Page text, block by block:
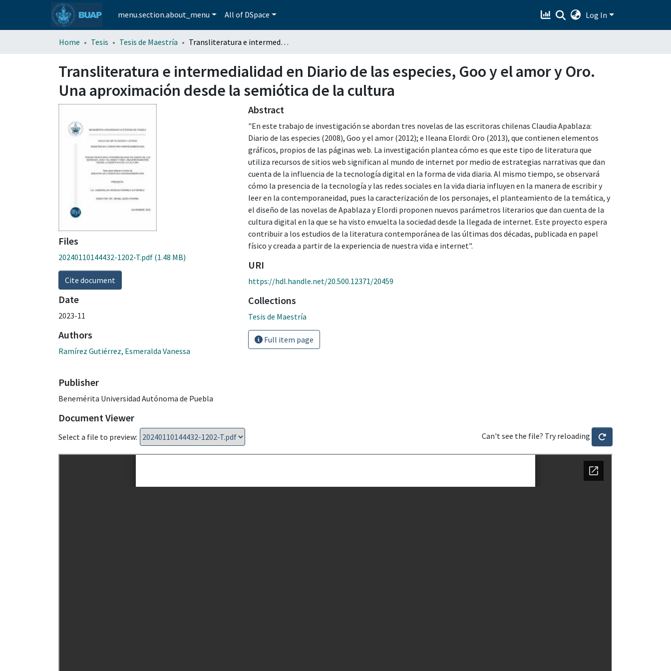
menu.section.about_menu All of DSpace Log In
Home Tesis Tesis de Maestría Transliteratura e intermedialidad en Diario de las especies, Goo y el amor y Oro. Una aproximación desde la semiótica de la cultura
Transliteratura e intermedialidad en Diario de las especies, Goo y el amor y Oro.
Una aproximación desde la semiótica de la cultura
Files
20240110144432-1202-T.pdf (1.48 MB)
Cite document
Date
2023-11
Authors
Ramírez Gutiérrez, Esmeralda Vanessa
Publisher
Benemérita Universidad Autónoma de Puebla
Abstract
"En este trabajo de investigación se abordan tres novelas de las escritoras chilenas Claudia Apablaza:
Diario de las especies (2008), Goo y el amor (2012); e Ileana Elordi: Oro (2013), que contienen elementos
gráficos, propios de las páginas web. La investigación plantea cómo es que este tipo de literatura que
utiliza recursos de sitios web significan al mundo de internet por medio de estrategias narrativas que dan
cuenta de la influencia de la tecnología digital en la forma de vida diaria. Al mismo tiempo, se observará
cómo la presencia de la tecnología y las redes sociales en la vida diaria influyen en la manera de escribir y
leer en la contemporaneidad, pues la caracterización de los personajes, el planteamiento de la temática, y
el diseño de las novelas de Apablaza y Elordi proponen nuevos parámetros literarios que dan cuenta de la
cultura digital en la que se ha visto envuelta la sociedad desde la llegada de internet. Este proyecto espera
contribuir a los estudios de la literatura contemporánea de las últimas dos décadas, publicada en papel
físico y creada a partir de la experiencia de nuestra vida e internet".
URI
https://hdl.handle.net/20.500.12371/20459
Collections
Tesis de Maestría
Full item page
Document Viewer
Select a file to preview: Can't see the file? Try reloading